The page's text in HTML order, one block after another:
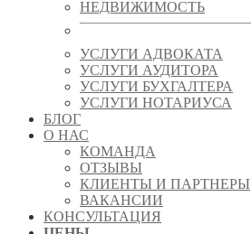
НЕДВИЖИМОСТЬ
УСЛУГИ АДВОКАТА
УСЛУГИ АУДИТОРА
УСЛУГИ БУХГАЛТЕРА
УСЛУГИ НОТАРИУСА
БЛОГ
О НАС
КОМАНДА
ОТЗЫВЫ
КЛИЕНТЫ И ПАРТНЕРЫ
ВАКАНСИИ
КОНСУЛЬТАЦИЯ